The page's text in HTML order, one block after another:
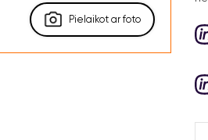
Pielaikot ar foto